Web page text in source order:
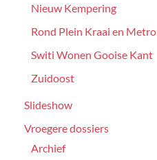
Nieuw Kempering
Rond Plein Kraai en Metro
Switi Wonen Gooise Kant
Zuidoost
Slideshow
Vroegere dossiers
Archief